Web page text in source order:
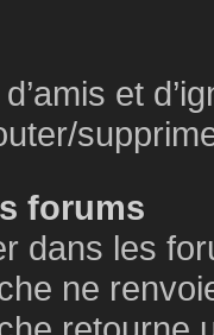
et
forums
dans les
ne